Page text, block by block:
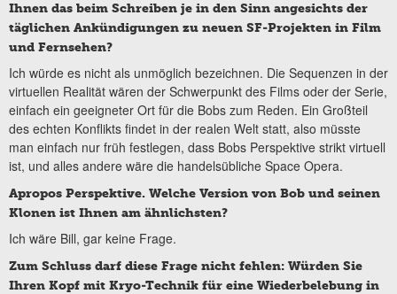
Ihnen das beim Schreiben je in den Sinn angesichts der
täglichen Ankündigungen zu neuen SF-Projekten in Film
und Fernsehen?
Ich würde es nicht als unmöglich bezeichnen. Die Sequenzen in der
virtuellen Realität wären der Schwerpunkt des Films oder der Serie,
einfach ein geeigneter Ort für die Bobs zum Reden. Ein Großteil
des echten Konflikts findet in der realen Welt statt, also müsste
man einfach nur früh festlegen, dass Bobs Perspektive strikt virtuell
ist, und alles andere wäre die handelsübliche Space Opera.
Apropos Perspektive. Welche Version von Bob und seinen
Klonen ist Ihnen am ähnlichsten?
Ich wäre Bill, gar keine Frage.
Zum Schluss darf diese Frage nicht fehlen: Würden Sie
Ihren Kopf mit Kryo-Technik für eine Wiederbelebung in